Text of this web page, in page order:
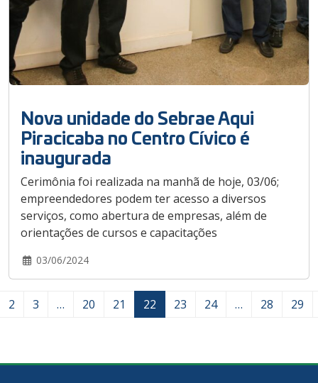
Nova unidade do Sebrae Aqui
Piracicaba no Centro Cívico é
inaugurada
Cerimônia foi realizada na manhã de hoje, 03/06;
empreendedores podem ter acesso a diversos
serviços, como abertura de empresas, além de
orientações de cursos e capacitações
03/06/2024
2 3 … 20 21 22 23 24 … 28 29